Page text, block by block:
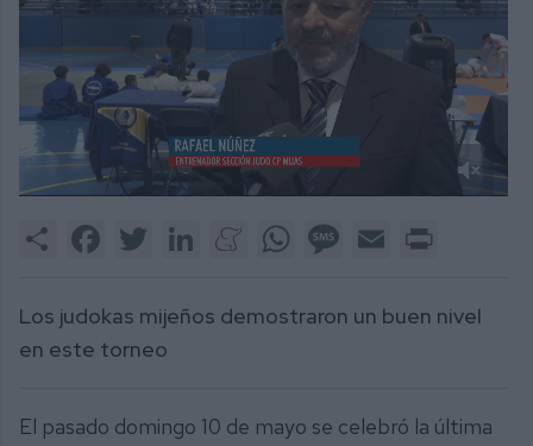
1
Share FacebookTwitter LinkedInMeneameWhatsAppMessage
Email
Los judokas mijeños demostraron un buen nivel
en este torneo
El pasado domingo 10 de mayo se celebró la última